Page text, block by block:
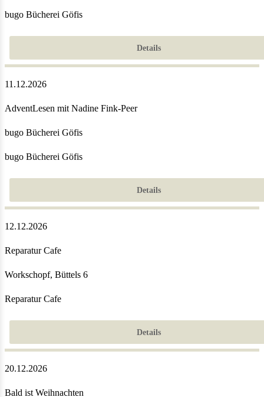
bugo Bücherei Göfis
Details
11.12.2026
AdventLesen mit Nadine Fink-Peer
bugo Bücherei Göfis
bugo Bücherei Göfis
Details
12.12.2026
Reparatur Cafe
Workschopf, Büttels 6
Reparatur Cafe
Details
20.12.2026
Bald ist Weihnachten